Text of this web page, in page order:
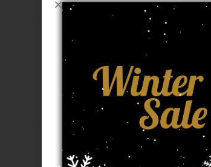
1.20/1.70
1.40/1.90
1.60/2.30